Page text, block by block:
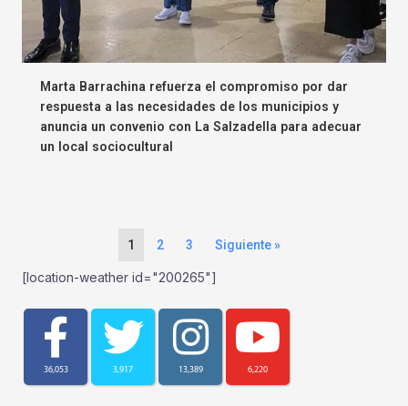
Marta Barrachina refuerza el compromiso por dar
respuesta a las necesidades de los municipios y
anuncia un convenio con La Salzadella para adecuar
un local sociocultural
1 2 3 Siguiente »
[location-weather id="200265"]
36,053 3,917 13,389 6,220